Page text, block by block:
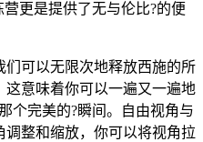
更是提供了无与伦比?的便
可以无限次地释放西施的所
意味着你可以一遍又一遍地
个完美的?瞬间。自由视角与
整和缩放，你可以将视角拉